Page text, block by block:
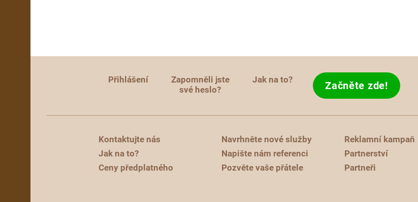
Přihlášení
Zapomněli jste
své heslo?
Jak na to? Začněte zde!
Kontaktujte nás
Jak na to?
Ceny předplatného
Navrhněte nové služby
Napište nám referenci
Pozvěte vaše přátele
Reklamní kampaň
Partnerství
Partneři